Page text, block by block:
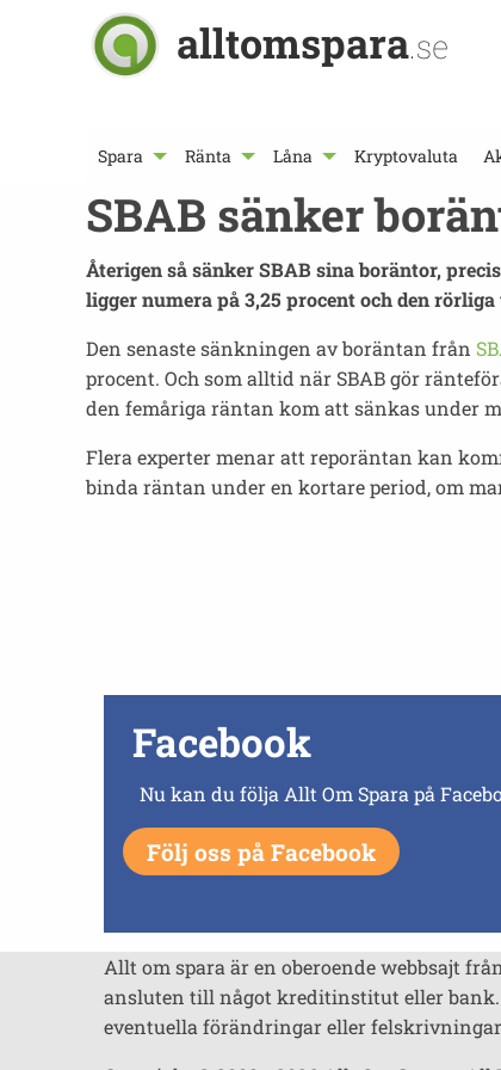
alltomspara.se
Spara Ränta Låna Kryptovaluta
SBAB sänker
Återigen så sänker SBAB sina boräntor,
ligger numera på 3,25 procent och den
Den senaste sänkningen av boräntan från
procent. Och som alltid när SBAB gör
den femåriga räntan kom att sänkas under
Flera experter menar att reporäntan kan
binda räntan under en kortare period, om
Facebook
Nu kan du följa Allt Om Spara på
Följ oss på Facebook
Allt om spara är en oberoende webbsajt
ansluten till något kreditinstitut eller bank.
eventuella förändringar eller